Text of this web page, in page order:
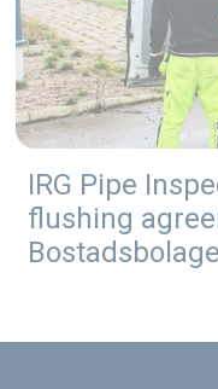
IRG Pipe
flushing